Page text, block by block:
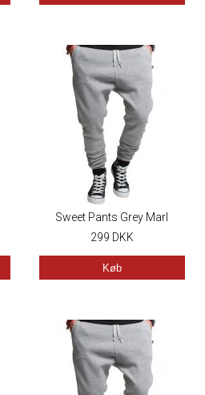
Sweet Pants Grey Marl
299 DKK
Køb